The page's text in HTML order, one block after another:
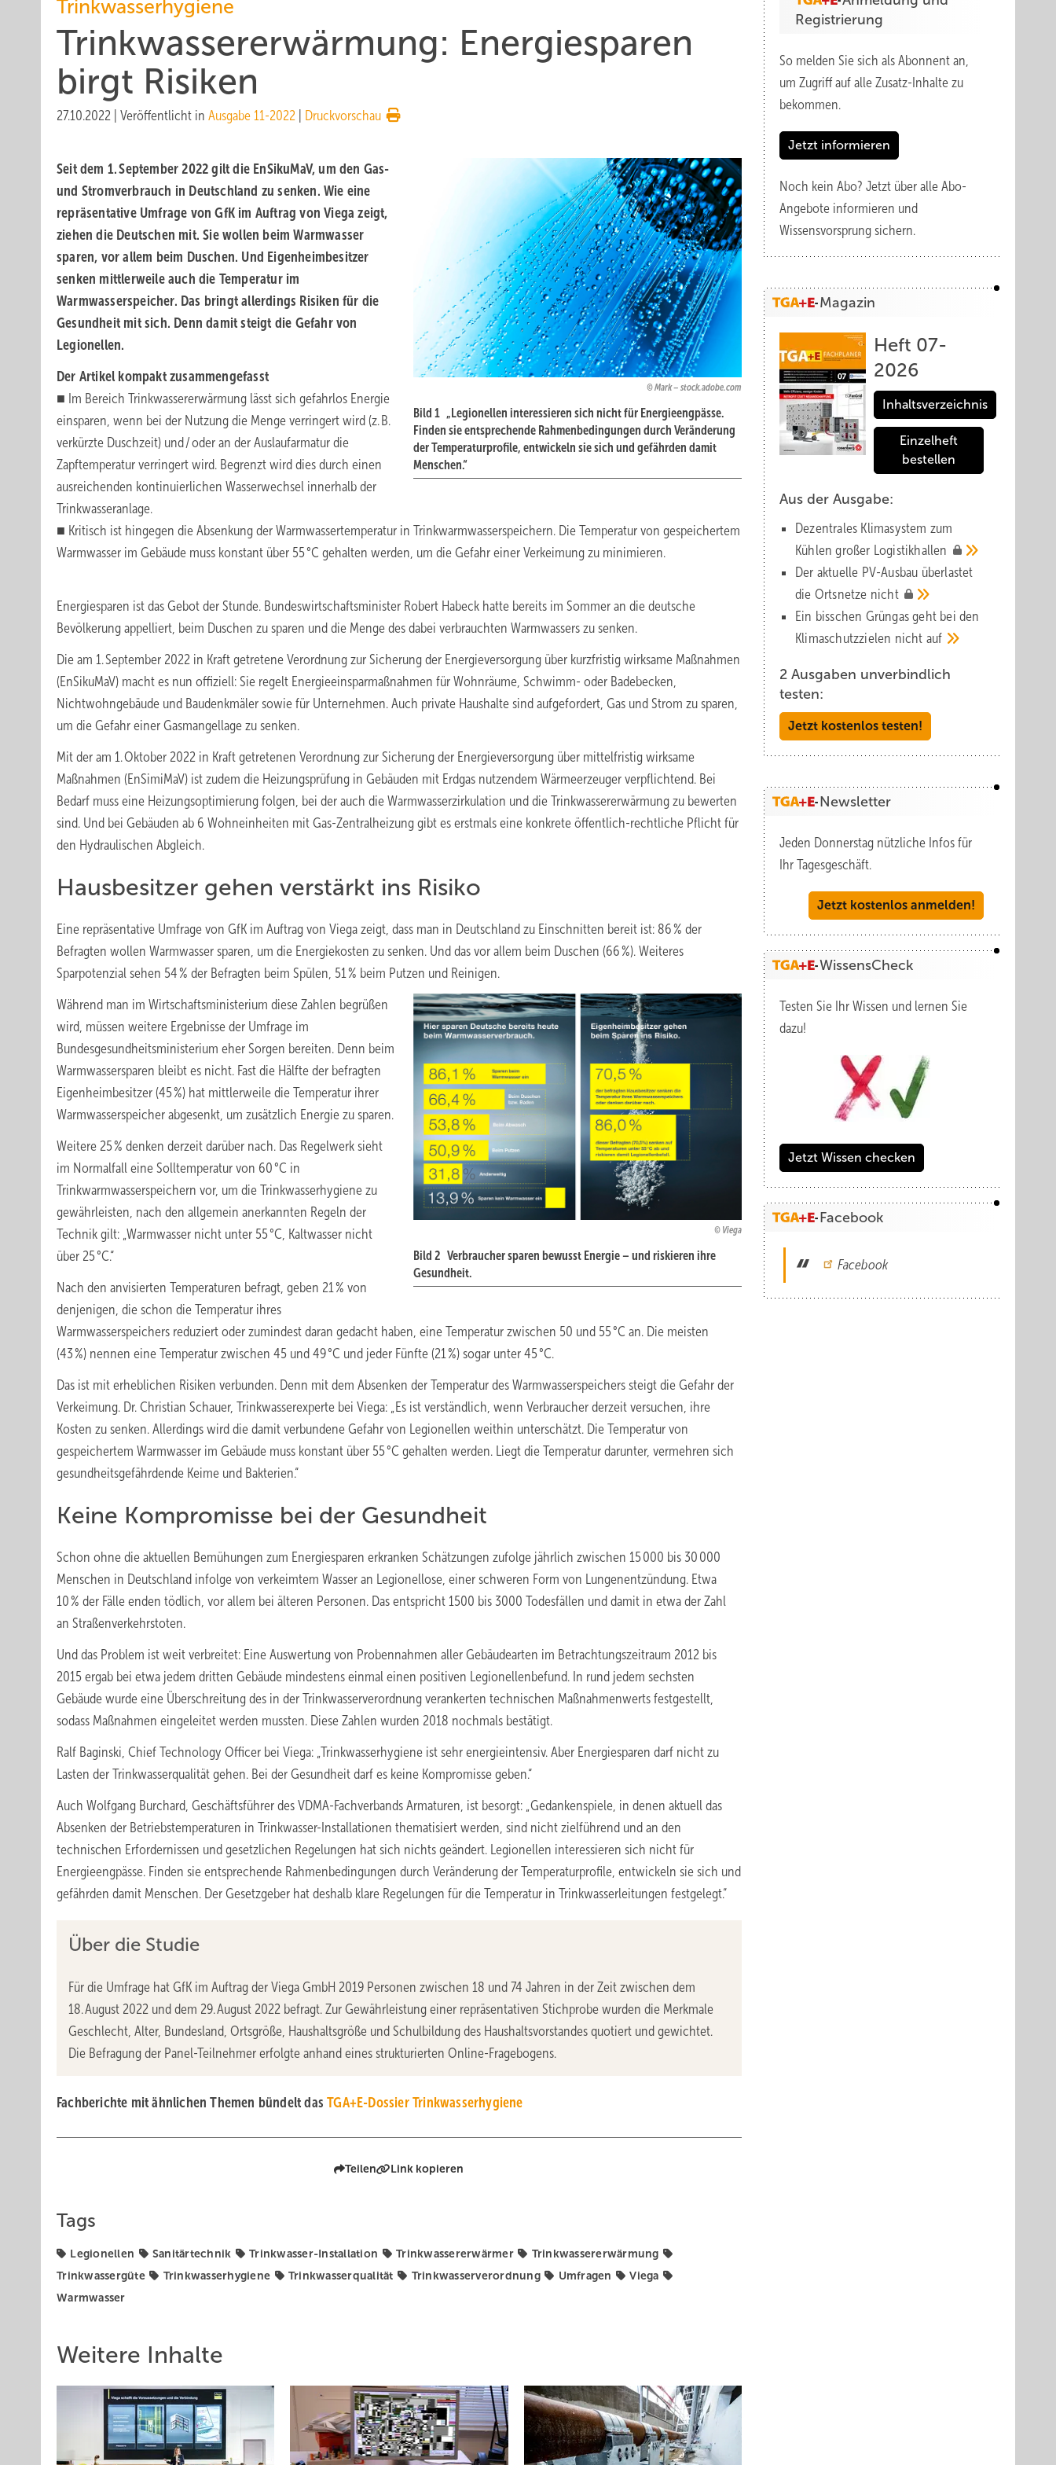
Trinkwasserhygiene
Trinkwassererwärmung: Energiesparen
birgt Risiken
27.10.2022 Veröffentlicht in Ausgabe 11-2022 Druckvorschau
Mark – stock.adobe.com
Bild 1 „Legionellen interessieren sich nicht für Energieengpässe.
Finden sie entsprechende Rahmenbedingungen durch Veränderung
der Temperaturprofile, entwickeln sie sich und gefährden damit
Menschen.“
Seit dem 1. September 2022 gilt die EnSikuMaV, um den Gas-
und Stromverbrauch in Deutschland zu senken. Wie eine
repräsentative Umfrage von GfK im Auftrag von Viega zeigt,
ziehen die Deutschen mit. Sie wollen beim Warmwasser
sparen, vor allem beim Duschen. Und Eigenheimbesitzer
senken mittlerweile auch die Temperatur im
Warmwasserspeicher. Das bringt allerdings Risiken für die
Gesundheit mit sich. Denn damit steigt die Gefahr von
Legionellen.
Der Artikel kompakt zusammengefasst
■ Im Bereich Trinkwassererwärmung lässt sich gefahrlos Energie
einsparen, wenn bei der Nutzung die Menge verringert wird (z. B.
verkürzte Duschzeit) und / oder an der Auslaufarmatur die
Zapftemperatur verringert wird. Begrenzt wird dies durch einen
ausreichenden kontinuierlichen Wasserwechsel innerhalb der
Trinkwasseranlage.
■ Kritisch ist hingegen die Absenkung der Warmwassertemperatur in Trinkwarmwasserspeichern. Die Temperatur von gespeichertem
Warmwasser im Gebäude muss konstant über 55 °C gehalten werden, um die Gefahr einer Verkeimung zu minimieren.
Energiesparen ist das Gebot der Stunde. Bundeswirtschaftsminister Robert Habeck hatte bereits im Sommer an die deutsche
Bevölkerung appelliert, beim Duschen zu sparen und die Menge des dabei verbrauchten Warmwassers zu senken.
Die am 1. September 2022 in Kraft getretene Verordnung zur Sicherung der Energieversorgung über kurzfristig wirksame Maßnahmen
(EnSikuMaV) macht es nun offiziell: Sie regelt Energieeinsparmaßnahmen für Wohnräume, Schwimm- oder Badebecken,
Nichtwohngebäude und Baudenkmäler sowie für Unternehmen. Auch private Haushalte sind aufgefordert, Gas und Strom zu sparen,
um die Gefahr einer Gasmangellage zu senken.
Mit der am 1. Oktober 2022 in Kraft getretenen Verordnung zur Sicherung der Energieversorgung über mittelfristig wirksame
Maßnahmen (EnSimiMaV) ist zudem die Heizungsprüfung in Gebäuden mit Erdgas nutzendem Wärmeerzeuger verpflichtend. Bei
Bedarf muss eine Heizungsoptimierung folgen, bei der auch die Warmwasserzirkulation und die Trinkwassererwärmung zu bewerten
sind. Und bei Gebäuden ab 6 Wohneinheiten mit Gas-Zentralheizung gibt es erstmals eine konkrete öffentlich-rechtliche Pflicht für
den Hydraulischen Abgleich.
Hausbesitzer gehen verstärkt ins Risiko
Eine repräsentative Umfrage von GfK im Auftrag von Viega zeigt, dass man in Deutschland zu Einschnitten bereit ist: 86 % der
Befragten wollen Warmwasser sparen, um die Energiekosten zu senken. Und das vor allem beim Duschen (66 %). Weiteres
Sparpotenzial sehen 54 % der Befragten beim Spülen, 51 % beim Putzen und Reinigen.
Viega
Bild 2 Verbraucher sparen bewusst Energie – und riskieren ihre
Gesundheit.
Während man im Wirtschaftsministerium diese Zahlen begrüßen
wird, müssen weitere Ergebnisse der Umfrage im
Bundesgesundheitsministerium eher Sorgen bereiten. Denn beim
Warmwassersparen bleibt es nicht. Fast die Hälfte der befragten
Eigenheimbesitzer (45 %) hat mittlerweile die Temperatur ihrer
Warmwasserspeicher abgesenkt, um zusätzlich Energie zu sparen.
Weitere 25 % denken derzeit darüber nach. Das Regelwerk sieht
im Normalfall eine Solltemperatur von 60 °C in
Trinkwarmwasserspeichern vor, um die Trinkwasserhygiene zu
gewährleisten, nach den allgemein anerkannten Regeln der
Technik gilt: „Warmwasser nicht unter 55 °C, Kaltwasser nicht
über 25 °C.“
Nach den anvisierten Temperaturen befragt, geben 21 % von
denjenigen, die schon die Temperatur ihres
Warmwasserspeichers reduziert oder zumindest daran gedacht haben, eine Temperatur zwischen 50 und 55 °C an. Die meisten
(43 %) nennen eine Temperatur zwischen 45 und 49 °C und jeder Fünfte (21 %) sogar unter 45 °C.
Das ist mit erheblichen Risiken verbunden. Denn mit dem Absenken der Temperatur des Warmwasserspeichers steigt die Gefahr der
Verkeimung. Dr. Christian Schauer, Trinkwasserexperte bei Viega: „Es ist verständlich, wenn Verbraucher derzeit versuchen, ihre
Kosten zu senken. Allerdings wird die damit verbundene Gefahr von Legionellen weithin unterschätzt. Die Temperatur von
gespeichertem Warmwasser im Gebäude muss konstant über 55 °C gehalten werden. Liegt die Temperatur darunter, vermehren sich
gesundheitsgefährdende Keime und Bakterien.“
Keine Kompromisse bei der Gesundheit
Schon ohne die aktuellen Bemühungen zum Energiesparen erkranken Schätzungen zufolge jährlich zwischen 15 000 bis 30 000
Menschen in Deutschland infolge von verkeimtem Wasser an Legionellose, einer schweren Form von Lungenentzündung. Etwa
10 % der Fälle enden tödlich, vor allem bei älteren Personen. Das entspricht 1500 bis 3000 Todesfällen und damit in etwa der Zahl
an Straßenverkehrstoten.
Und das Problem ist weit verbreitet: Eine Auswertung von Probennahmen aller Gebäudearten im Betrachtungszeitraum 2012 bis
2015 ergab bei etwa jedem dritten Gebäude mindestens einmal einen positiven Legionellenbefund. In rund jedem sechsten
Gebäude wurde eine Überschreitung des in der Trinkwasserverordnung verankerten technischen Maßnahmenwerts festgestellt,
sodass Maßnahmen eingeleitet werden mussten. Diese Zahlen wurden 2018 nochmals bestätigt.
Ralf Baginski, Chief Technology Officer bei Viega: „Trinkwasserhygiene ist sehr energieintensiv. Aber Energiesparen darf nicht zu
Lasten der Trinkwasserqualität gehen. Bei der Gesundheit darf es keine Kompromisse geben.“
Auch Wolfgang Burchard, Geschäftsführer des VDMA-Fachverbands Armaturen, ist besorgt: „Gedankenspiele, in denen aktuell das
Absenken der Betriebstemperaturen in Trinkwasser-Installationen thematisiert werden, sind nicht zielführend und an den
technischen Erfordernissen und gesetzlichen Regelungen hat sich nichts geändert. Legionellen interessieren sich nicht für
Energieengpässe. Finden sie entsprechende Rahmenbedingungen durch Veränderung der Temperaturprofile, entwickeln sie sich und
gefährden damit Menschen. Der Gesetzgeber hat deshalb klare Regelungen für die Temperatur in Trinkwasserleitungen festgelegt.“
Über die Studie
Für die Umfrage hat GfK im Auftrag der Viega GmbH 2019 Personen zwischen 18 und 74 Jahren in der Zeit zwischen dem
18. August 2022 und dem 29. August 2022 befragt. Zur Gewährleistung einer repräsentativen Stichprobe wurden die Merkmale
Geschlecht, Alter, Bundesland, Ortsgröße, Haushaltsgröße und Schulbildung des Haushaltsvorstandes quotiert und gewichtet.
Die Befragung der Panel-Teilnehmer erfolgte anhand eines strukturierten Online-Fragebogens.
Fachberichte mit ähnlichen Themen bündelt dasTGA+E-Dossier Trinkwasserhygiene
Teilen Link kopieren
Tags
Legionellen Sanitärtechnik Trinkwasser-Installation Trinkwassererwärmer
Trinkwassererwärmung
Trinkwassergüte
Trinkwasserhygiene Trinkwasserqualität Trinkwasserverordnung Umfragen
Viega
Warmwasser
Weitere Inhalte
Registrierung
So melden Sie sich als Abonnent an,
um Zugriff auf alle Zusatz-Inhalte zu
bekommen.
Jetzt informieren
Noch kein Abo? Jetzt über alle Abo-
Angebote informieren und
Wissensvorsprung sichern.
Magazin
Heft 07-
2026
Inhaltsverzeichnis
Einzelheft
bestellen
Aus der Ausgabe:
Dezentrales Klimasystem zum
Kühlen großer Logistik­hallen
Der aktuelle PV-Ausbau über­lastet
die Orts­netze nicht
Ein bisschen Grüngas geht bei den
Klima­schutz­zielen nicht auf
2 Ausgaben unverbindlich
testen:
Jetzt kostenlos testen!
Newsletter
Jeden Donnerstag nützliche Infos für
Ihr Tagesgeschäft.
Jetzt kostenlos anmelden!
WissensCheck
Testen Sie Ihr Wissen und lernen Sie
dazu!
Jetzt Wissen checken
Facebook
Facebook